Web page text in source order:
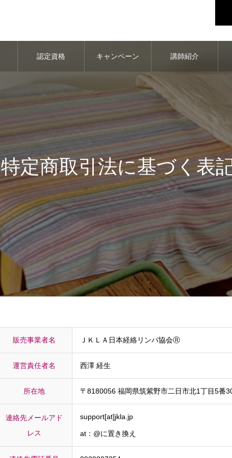
認定資格 キャンペーン 講師紹介
特定商取引法に基づく表
販売事業者名 ＪＫＬＡ日本経絡リンパ協会Ⓡ
運営責任者名 西澤 経生
所在地 〒8180056 福岡県筑紫野市二日市北1丁目5番
連絡先メールアド
レス
support[at]jkla.jp
at：@に置き換え